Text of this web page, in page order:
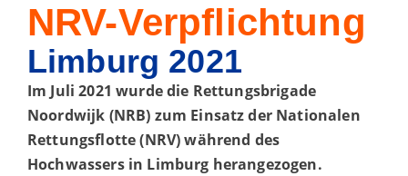
NRV-Verpflichtung
Limburg 2021
Im Juli 2021 wurde die Rettungsbrigade
Noordwijk (NRB) zum Einsatz der Nationalen
Rettungsflotte (NRV) während des
Hochwassers in Limburg herangezogen.